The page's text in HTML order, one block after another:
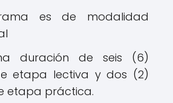
es de modalidad
duración de seis (6)
etapa lectiva y dos (2)
etapa práctica.